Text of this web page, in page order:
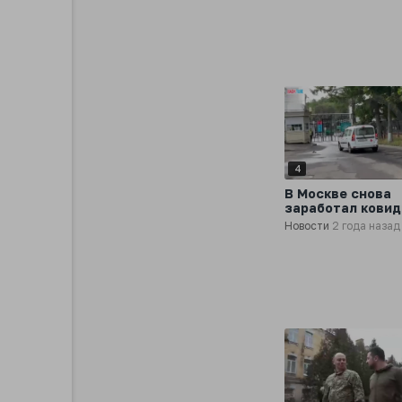
4
В Москве снова
заработал
госпиталь из-за
резкого роста
Новости 2 года назад